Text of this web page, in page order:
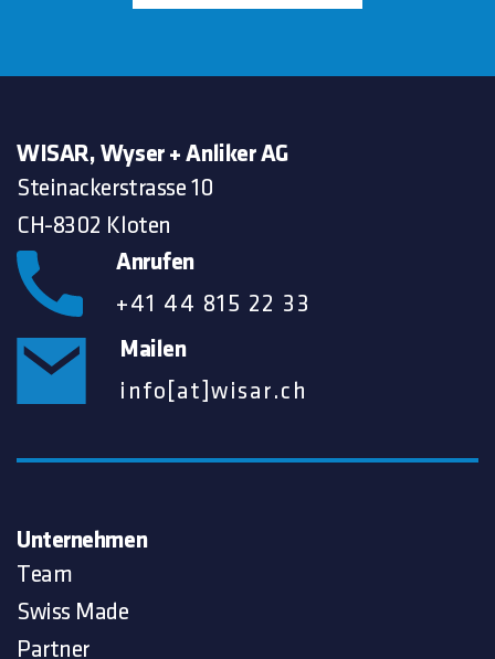
WISAR, Wyser + Anliker AG
Steinackerstrasse 10
CH-8302 Kloten
Anrufen
+41 44 815 22 33
Mailen
info[at]wisar.ch
Unternehmen
Team
Swiss Made
Partner